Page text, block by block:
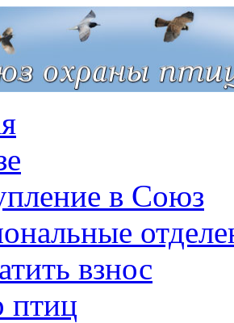
в Союз
взнос